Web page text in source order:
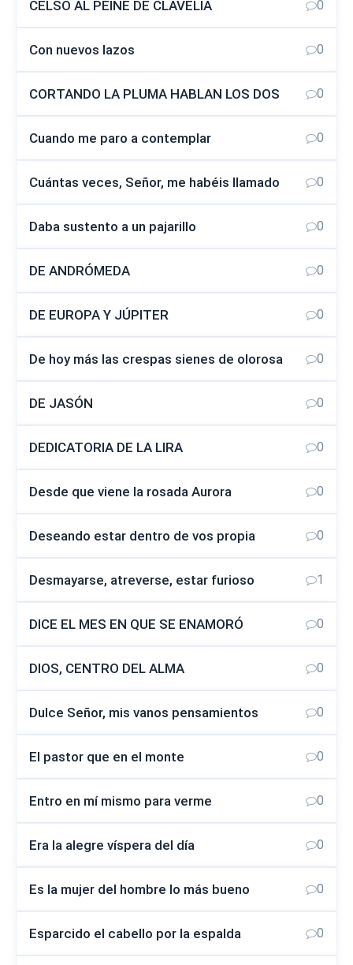
CELSO AL PEINE DE CLAVELIA 0
Con nuevos lazos 0
CORTANDO LA PLUMA HABLAN LOS DOS 0
Cuando me paro a contemplar 0
Cuántas veces, Señor, me habéis llamado 0
Daba sustento a un pajarillo 0
DE ANDRÓMEDA 0
DE EUROPA Y JÚPITER 0
De hoy más las crespas sienes de olorosa 0
DE JASÓN 0
DEDICATORIA DE LA LIRA 0
Desde que viene la rosada Aurora 0
Deseando estar dentro de vos propia 0
Desmayarse, atreverse, estar furioso 1
DICE EL MES EN QUE SE ENAMORÓ 0
DIOS, CENTRO DEL ALMA 0
Dulce Señor, mis vanos pensamientos 0
El pastor que en el monte 0
Entro en mí mismo para verme 0
Era la alegre víspera del día 0
Es la mujer del hombre lo más bueno 0
Esparcido el cabello por la espalda 0